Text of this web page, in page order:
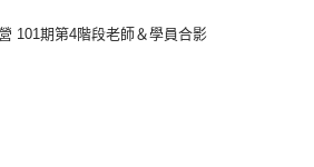
101期第4階段老師＆學員合影